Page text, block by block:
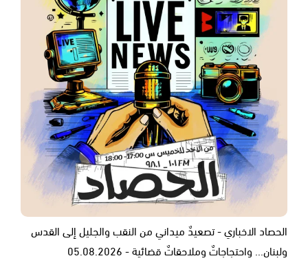
الحصاد الاخباري - تصعيدٌ ميداني من النقب والجليل إلى القدس
ولبنان... واحتجاجاتٌ وملاحقاتٌ قضائية - 05.08.2026